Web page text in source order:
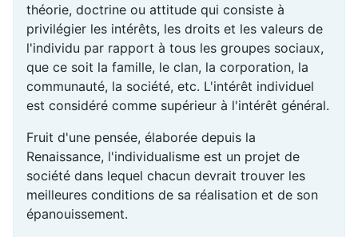
théorie, doctrine ou attitude qui consiste à
privilégier les intérêts, les droits et les valeurs de
l'individu par rapport à tous les groupes sociaux,
que ce soit la famille, le clan, la corporation, la
communauté, la société, etc. L'intérêt individuel
est considéré comme supérieur à l'intérêt général.
Fruit d'une pensée, élaborée depuis la
Renaissance, l'individualisme est un projet de
société dans lequel chacun devrait trouver les
meilleures conditions de sa réalisation et de son
épanouissement.